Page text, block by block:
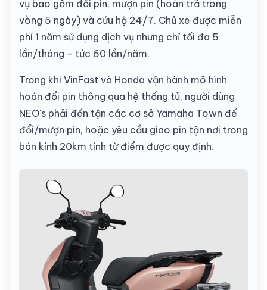
vụ bao gồm đổi pin, mượn pin (hoàn trả trong
vòng 5 ngày) và cứu hộ 24/7. Chủ xe được miễn
phí 1 năm sử dụng dịch vụ nhưng chỉ tối đa 5
lần/tháng - tức 60 lần/năm.
Trong khi VinFast và Honda vận hành mô hình
hoán đổi pin thông qua hệ thống tủ, người dùng
NEO's phải đến tận các cơ sở Yamaha Town để
đổi/mượn pin, hoặc yêu cầu giao pin tận nơi trong
bán kính 20km tính từ điểm được quy định.